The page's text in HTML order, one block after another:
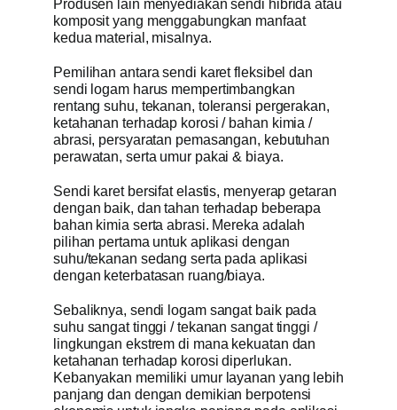
Produsen lain menyediakan sendi hibrida atau
komposit yang menggabungkan manfaat
kedua material, misalnya.
Pemilihan antara sendi karet fleksibel dan
sendi logam harus mempertimbangkan
rentang suhu, tekanan, toleransi pergerakan,
ketahanan terhadap korosi / bahan kimia /
abrasi, persyaratan pemasangan, kebutuhan
perawatan, serta umur pakai & biaya.
Sendi karet bersifat elastis, menyerap getaran
dengan baik, dan tahan terhadap beberapa
bahan kimia serta abrasi. Mereka adalah
pilihan pertama untuk aplikasi dengan
suhu/tekanan sedang serta pada aplikasi
dengan keterbatasan ruang/biaya.
Sebaliknya, sendi logam sangat baik pada
suhu sangat tinggi / tekanan sangat tinggi /
lingkungan ekstrem di mana kekuatan dan
ketahanan terhadap korosi diperlukan.
Kebanyakan memiliki umur layanan yang lebih
panjang dan dengan demikian berpotensi